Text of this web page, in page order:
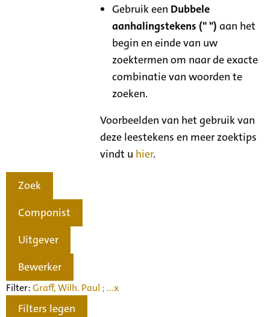
Gebruik een Dubbele
aanhalingstekens (" ") aan het
begin en einde van uw
zoektermen om naar de exacte
combinatie van woorden te
zoeken.
Voorbeelden van het gebruik van
deze leestekens en meer zoektips
vindt u hier.
Zoek
Componist
Uitgever
Bewerker
Filter:Graff, Wilh. Paul ; ...x
Filters legen